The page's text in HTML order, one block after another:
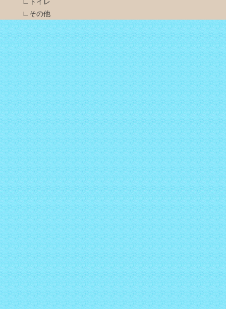
∟その他